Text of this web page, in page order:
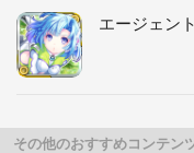
エージェン
その他のおすすめコンテン